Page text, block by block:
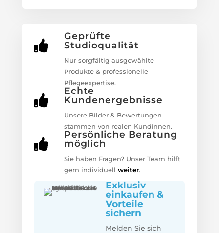

Geprüfte
Studioqualität
Nur sorgfältig ausgewählte
Produkte & professionelle
Pflegeexpertise.

Echte
Kundenergebnisse
Unsere Bilder & Bewertungen
stammen von realen Kundinnen.

Persönliche Beratung
möglich
Sie haben Fragen? Unser Team hilft
gern individuell weiter.
Exklusiv
einkaufen &
Vorteile
sichern
Melden Sie sich